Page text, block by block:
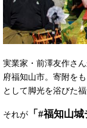
実業家・前澤友作さ
府福知山市。寄附を
として脚光を浴びた
それが 「#福知山